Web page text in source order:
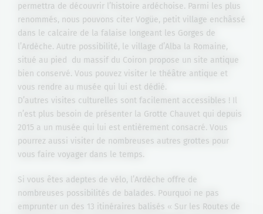
permettra de découvrir l’histoire ardéchoise. Parmi les plus
renommés, nous pouvons citer Vogüe, petit village enchâssé
dans le calcaire de la falaise longeant les Gorges de
l’Ardèche. Autre possibilité, le village d’Alba la Romaine,
situé au pied du massif du Coiron propose un site antique
bien conservé. Vous pouvez visiter le théâtre antique et
vous rendre au musée qui lui est dédié.
D’autres visites culturelles sont facilement accessibles ! Il
n’est plus besoin de présenter la Grotte Chauvet qui depuis
2015 a un musée qui lui est entièrement consacré. Vous
pourrez aussi visiter de nombreuses autres grottes pour
vous faire voyager dans le temps.
Si vous êtes adeptes de vélo, l’Ardèche offre de
nombreuses possibilités de balades. Pourquoi ne pas
emprunter un des 13 itinéraires balisés « Sur les Routes de